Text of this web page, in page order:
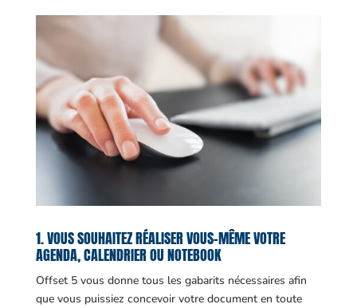
1. VOUS SOUHAITEZ RÉALISER VOUS-MÊME VOTRE
AGENDA, CALENDRIER OU NOTEBOOK
Offset 5 vous donne tous les gabarits nécessaires afin
que vous puissiez concevoir votre document en toute